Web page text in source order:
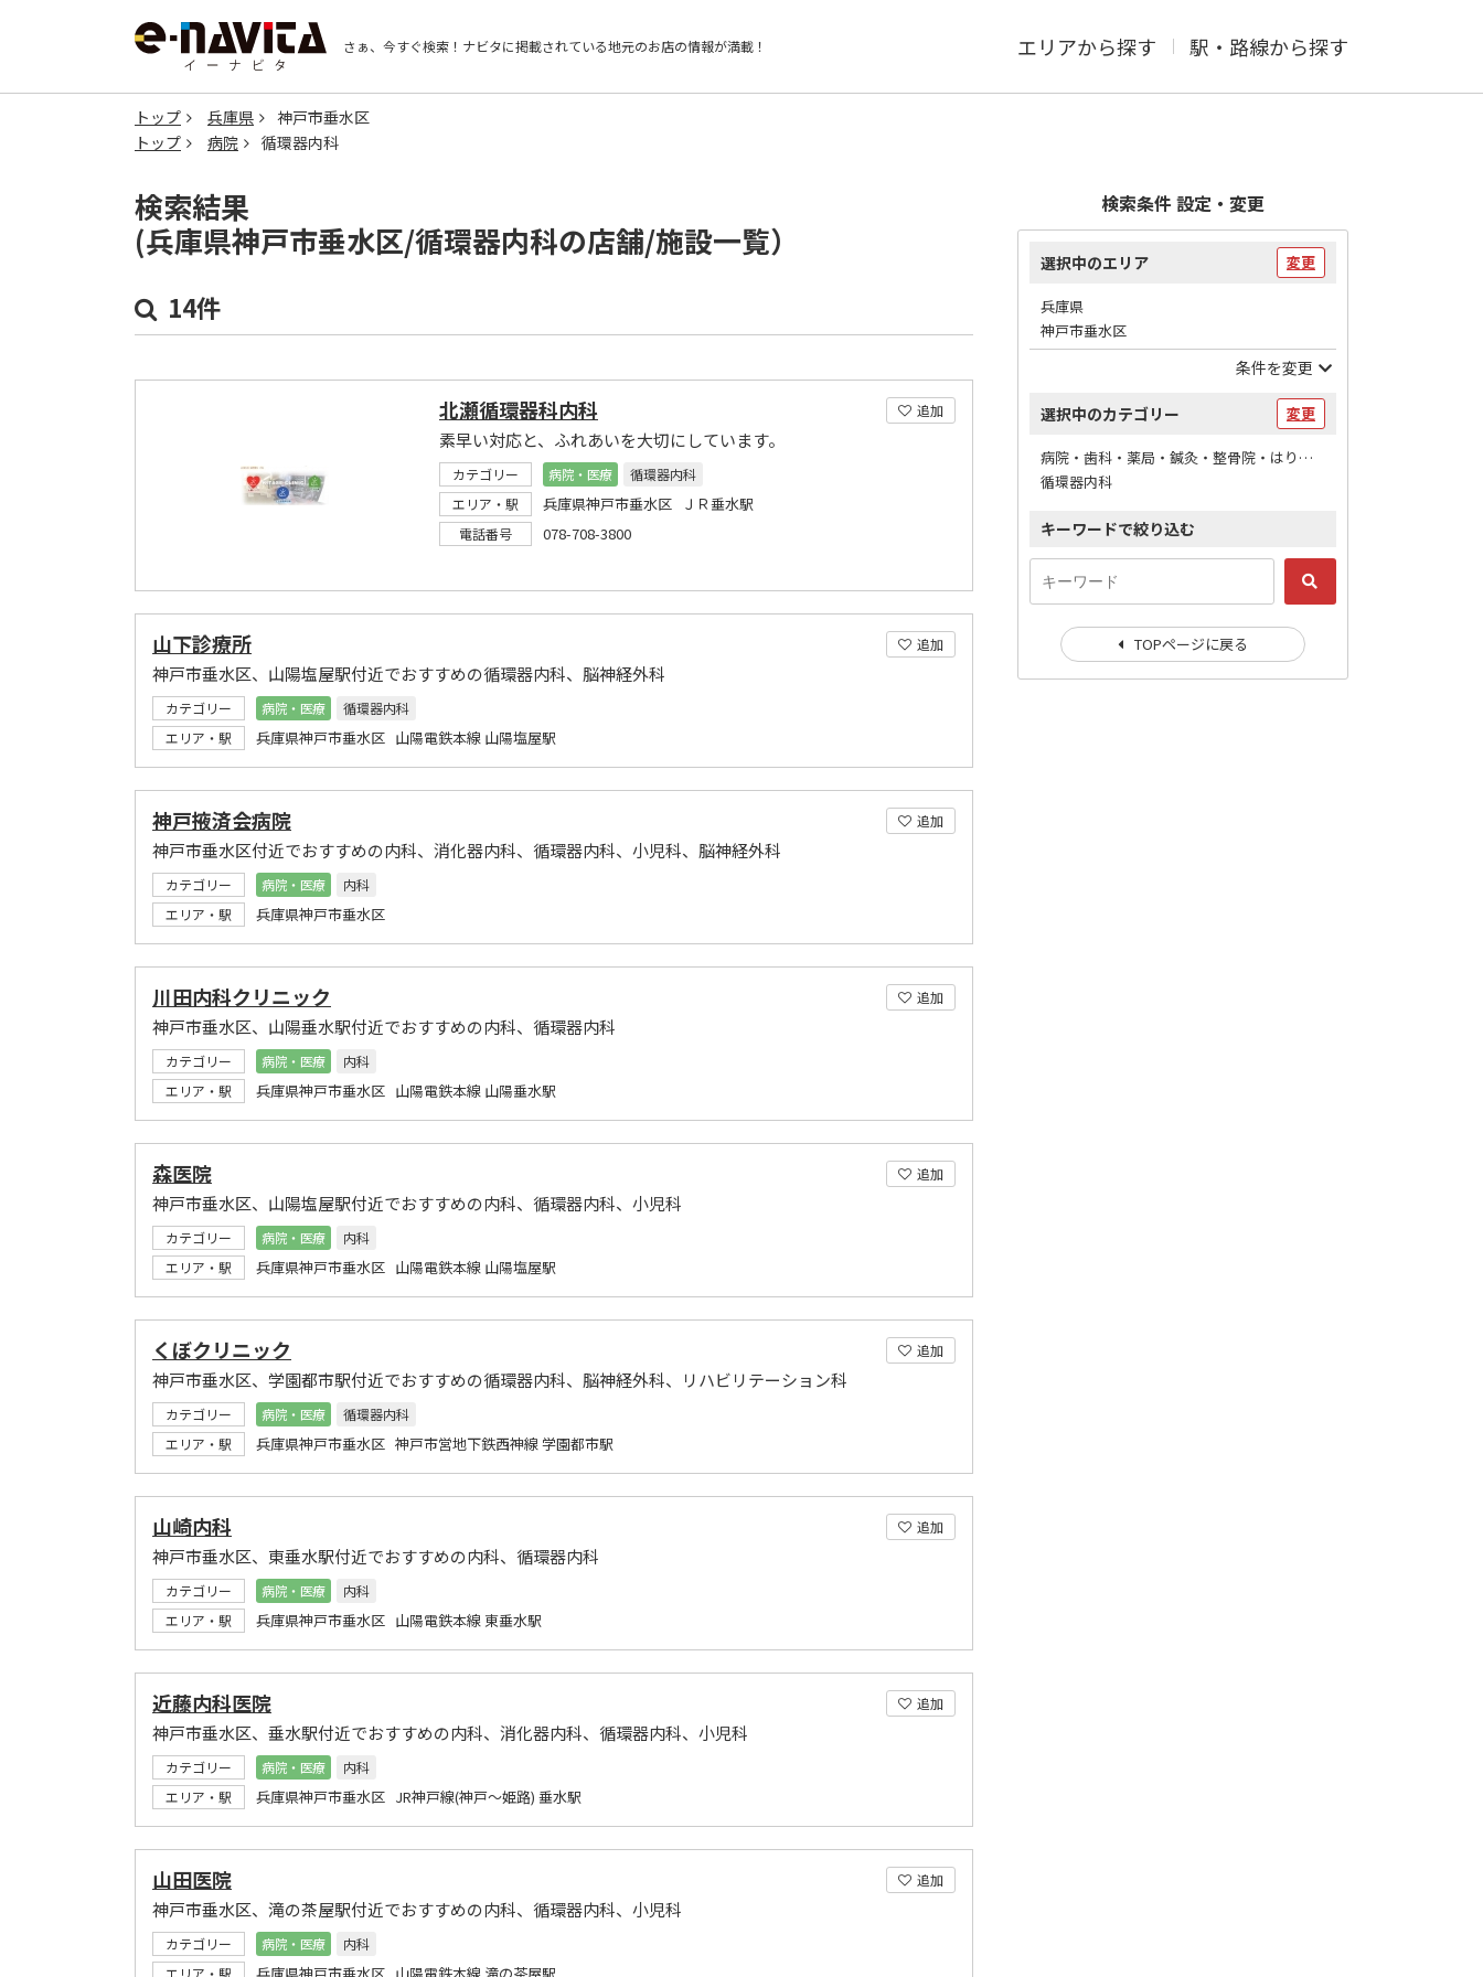
さぁ、今すぐ検索！ ナビタに掲載されている地元のお店の情報が満載！ エリアから探す 駅・路線から探す
トップ 兵庫県
神戸市垂水区
トップ
病院 循環器内科
検索結果
(兵庫県神戸市垂水区/循環器内科の店舗/施設一覧）
14件
追加
北瀬循環器科内科
素早い対応と、ふれあいを大切にしています。
カテゴリー 病院・医療
循環器内科
エリア・駅
兵庫県神戸市垂水区 ＪＲ垂水駅
電話番号 078-708-3800
追加
山下診療所
神戸市垂水区、山陽塩屋駅付近でおすすめの循環器内科、脳神経外科
カテゴリー 病院・医療
循環器内科
エリア・駅
兵庫県神戸市垂水区 山陽電鉄本線 山陽塩屋駅
追加
神戸掖済会病院
神戸市垂水区付近でおすすめの内科、消化器内科、循環器内科、小児科、脳神経外科
カテゴリー 病院・医療
内科
エリア・駅
兵庫県神戸市垂水区
追加
川田内科クリニック
神戸市垂水区、山陽垂水駅付近でおすすめの内科、循環器内科
カテゴリー 病院・医療
内科
エリア・駅
兵庫県神戸市垂水区 山陽電鉄本線 山陽垂水駅
追加
森医院
神戸市垂水区、山陽塩屋駅付近でおすすめの内科、循環器内科、小児科
カテゴリー 病院・医療
内科
エリア・駅
兵庫県神戸市垂水区 山陽電鉄本線 山陽塩屋駅
追加
くぼクリニック
神戸市垂水区、学園都市駅付近でおすすめの循環器内科、脳神経外科、リハビリテーション科
カテゴリー 病院・医療
循環器内科
エリア・駅
兵庫県神戸市垂水区 神戸市営地下鉄西神線 学園都市駅
追加
山崎内科
神戸市垂水区、東垂水駅付近でおすすめの内科、循環器内科
カテゴリー 病院・医療
内科
エリア・駅
兵庫県神戸市垂水区 山陽電鉄本線 東垂水駅
追加
近藤内科医院
神戸市垂水区、垂水駅付近でおすすめの内科、消化器内科、循環器内科、小児科
カテゴリー 病院・医療
内科
エリア・駅
兵庫県神戸市垂水区 JR神戸線(神戸～姫路) 垂水駅
追加
山田医院
神戸市垂水区、滝の茶屋駅付近でおすすめの内科、循環器内科、小児科
カテゴリー 病院・医療
内科
エリア・駅
検索条件 設定・変更
選択中のエリア 変更
兵庫県
神戸市垂水区
条件を変更
選択中のカテゴリー 変更
病院・歯科・薬局・鍼灸・整骨院・はりマッサージ / 病院
循環器内科
キーワードで絞り込む
TOPページに戻る